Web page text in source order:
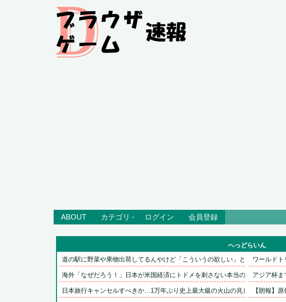
ABOUT カテゴリ ログイン 会員登録
へっどらいん
道の駅に野菜や果物出荷してるんやけど「こういうの欲しい」とか...
海外「なぜだろう！」日本が米国経済にトドメを刺さない本当の理...
日本旅行キャンセルすべきか…1万年ぶり史上最大級の火山の兆し...
ワールドト
アジア杯ま
【朗報】